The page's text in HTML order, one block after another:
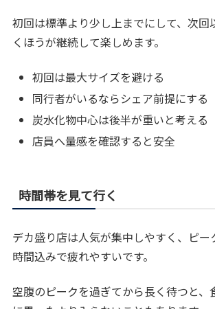
初回は標準より少し上までにして、次回
くほうが継続して楽しめます。
初回は最大サイズを避ける
同行者がいるならシェア前提にする
炭水化物中心は後半が重いと考える
店員へ量感を確認すると安全
時間帯を見て行く
デカ盛り店は人気が集中しやすく、ピー
時間込みで疲れやすいです。
空腹のピークを過ぎてから長く待つと、